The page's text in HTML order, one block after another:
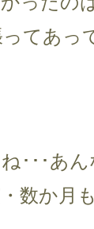
てあっ
･･･あ
数か月